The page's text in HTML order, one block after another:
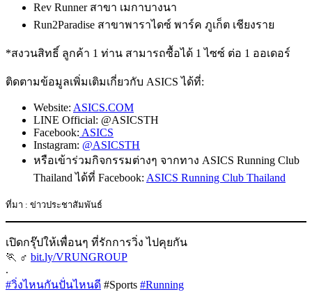
Rev Runner สาขา เมกาบางนา
Run2Paradise สาขาพาราไดซ์ พาร์ค ภูเก็ต เชียงราย
*สงวนสิทธิ์ ลูกค้า 1 ท่าน สามารถซื้อได้ 1 ไซซ์ ต่อ 1 ออเดอร์
ติดตามข้อมูลเพิ่มเติมเกี่ยวกับ ASICS ได้ที่:
Website: ASICS.COM
LINE Official: @ASICSTH
Facebook: ASICS
Instagram: @ASICSTH
หรือเข้าร่วมกิจกรรมต่างๆ จากทาง ASICS Running Club
Thailand ได้ที่ Facebook: ASICS Running Club Thailand
ที่มา : ข่าวประชาสัมพันธ์
เปิดกรุ๊ปให้เพื่อนๆ ที่รักการวิ่ง ไปคุยกัน
🏃 ‍♂ bit.ly/VRUNGROUP
.
#วิ่งไหนกันปั่นไหนดี #Sports #Running